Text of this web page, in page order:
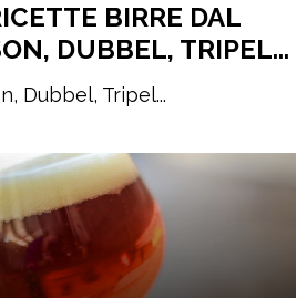
BIRRE DAL
DUBBEL, TRIPEL...
Dubbel, Tripel...